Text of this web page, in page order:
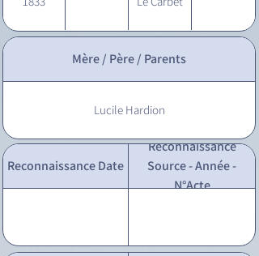
Mère / Père / Parents
Lucile Hardion
Reconnaissance Date
Reconnaissance
Source - Année -
N°Acte